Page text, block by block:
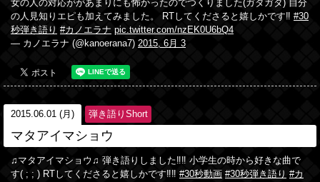
女の人の対応ががあまりにも怖かったのでつくりました(ガタガタ) 自分
の人見知りエピも加えてみました。 RTしてくださると嬉しかです‼︎ #30
秒弾き語り #カノエラナ pic.twitter.com/nzEK0U6bQ4
— カノエラナ (@kanoerana7) 2015, 6月 3
2015.06.01 (月) 弾き語りShort
マタアイマショウ
♫マタアイマショウ♫ 弾き語りしました‼︎‼︎ 小学生の時から好きな曲で
す( ; ; ) RTしてくださると嬉しかです‼︎‼︎ #30秒動画 #30秒弾き語り #カ